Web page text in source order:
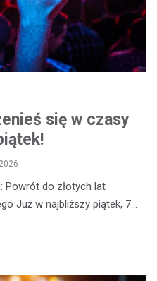
się w czasy
Powrót do złotych lat
Już w najbliższy piątek, 7…